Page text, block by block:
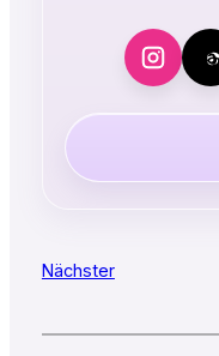
Nächster